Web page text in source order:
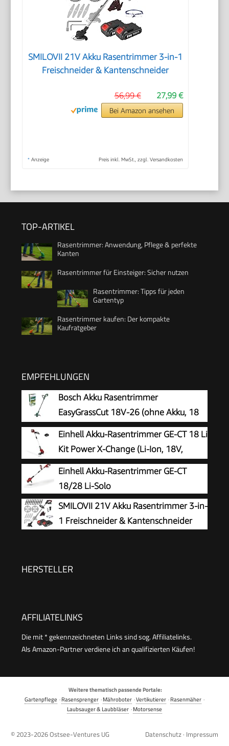
SMILOVII 21V Akku Rasentrimmer 3-in-1
Freischneider & Kantenschneider
27,99 €
56,99 €
Bei Amazon ansehen
* Anzeige Preis inkl. MwSt., zzgl. Versandkosten
TOP-ARTIKEL
Rasentrimmer: Anwendung, Pflege & perfekte
Kanten
Rasentrimmer für Einsteiger: Sicher nutzen
Rasentrimmer: Tipps für jeden
Gartentyp
Rasentrimmer kaufen: Der kompakte
Kaufratgeber
EMPFEHLUNGEN
Bosch Akku Rasentrimmer
EasyGrassCut 18V-26 (ohne Akku, 18
Volt System, Schnittkreisdurchmesser:
26 cm, im Karton)
Einhell Akku-Rasentrimmer GE-CT 18 Li
Kit Power X-Change (Li-Ion, 18V,
Motorkopf drehbar, Flowerguard, inkl
20 Kunststoffmesser, inkl. 2,0Ah Akku und
Ladegerät)
Einhell Akku-Rasentrimmer GE-CT
18/28 Li-Solo
SMILOVII 21V Akku Rasentrimmer 3-in-
1 Freischneider & Kantenschneider
HERSTELLER
AFFILIATELINKS
Die mit * gekennzeichneten Links sind sog. Affiliatelinks.
Als Amazon-Partner verdiene ich an qualifizierten Käufen!
Weitere thematisch passende Portale:
Gartenpflege ·Rasensprenger ·Mähroboter ·Vertikutierer ·Rasenmäher ·
Laubsauger & Laubbläser ·Motorsense
© 2023-2026Ostsee-Ventures UG Datenschutz · Impressum